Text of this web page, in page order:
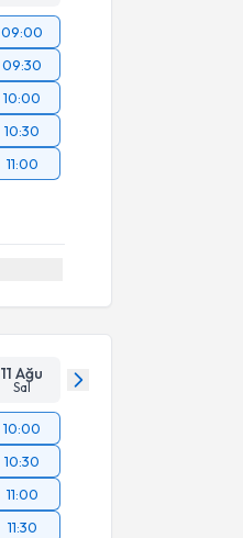
09:00
09:30
10:00
10:30
11:00
11 Ağu
Sal
10:00
10:30
11:00
11:30